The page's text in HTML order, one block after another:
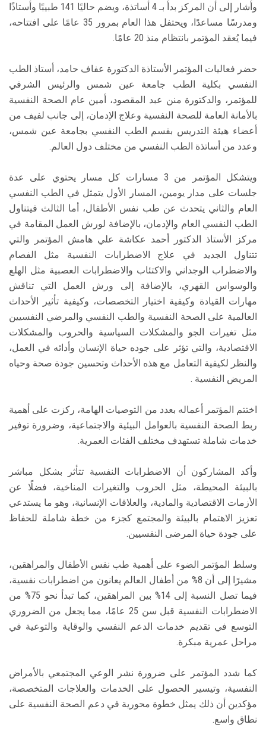
وأشار إلى أن المركز بدأ بـ 4 أساتذة، ويضم حاليًا 141 طبيبًا وأستاذًا
ومدرسًا مساعدًا، ويحتفل هذا العام بمرور 35 عامًا على افتتاحه،
فيما يُعقد المؤتمر بانتظام منذ 20 عامًا.
حضر فعاليات المؤتمر الأستاذة الدكتورة عفاف حامد، أستاذ الطب
النفسي بكلية الطب جامعة عين شمس والرئيس الشرفي
للمؤتمر، والدكتورة منن عبد المقصود، أمين عام الصحة النفسية
بالأمانة العامة للصحة النفسية وعلاج الإدمان، إلى جانب لفيف من
أعضاء هيئة التدريس بقسم الطب النفسي بجامعة عين شمس،
وعدد من أساتذة الطب النفسي من مختلف دول العالم.
ويتشكل المؤتمر من 3 مسارات كل مسار يحتوي على عدة
جلسات على مدار يومين، المسار الأول يتمثل في الطب النفسي
العام والثاني يتحدث عن طب نفس الأطفال، أما الثالث فيتناول
الطب النفسي العام والإدمان، بالإضافة لورش العمل المقامة في
مركز الأستاذ الدكتور أحمد عكاشة علي هامش المؤتمر والتي
تتناول الجديد في علاج الاضطرابات النفسية مثل الفصام
والاضطراب الوجداني والاكتئاب والاضطرابات العصبية مثل الهلع
والوسواس القهري، بالإضافة إلى ورش العمل التي تناقش
مهارات القيادة وكيفية اختيار التخصصات، وكيفية تأثير الأحداث
العالمية على الصحة النفسية والطب النفسي والمرضي النفسيين
مثل تغيرات الجو والمشكلات السياسية والحروب والمشكلات
الاقتصادية، والتي تؤثر على جوده حياة الإنسان وأدائه في العمل،
والنظر لكيفية التعامل مع هذه الأحداث وتحسين جودة صحة وحياه
المريض النفسية .
اختتم المؤتمر أعماله بعدد من التوصيات الهامة، ركزت على أهمية
ربط الصحة النفسية بالعوامل البيئية والاجتماعية، وضرورة توفير
خدمات شاملة تستهدف مختلف الفئات العمرية.
وأكد المشاركون أن الاضطرابات النفسية تتأثر بشكل مباشر
بالبيئة المحيطة، مثل الحروب والتغيرات المناخية، فضلًا عن
الأزمات الاقتصادية والمادية، والعلاقات الإنسانية، وهو ما يستدعي
تعزيز الاهتمام بالبيئة والمجتمع كجزء من خطة شاملة للحفاظ
على جودة حياة المرضى النفسيين.
وسلط المؤتمر الضوء على أهمية طب نفس الأطفال والمراهقين،
مشيرًا إلى أن 8% من أطفال العالم يعانون من اضطرابات نفسية،
فيما تصل النسبة إلى 14% بين المراهقين، كما تبدأ نحو 75% من
الاضطرابات النفسية قبل سن 25 عامًا، مما يجعل من الضروري
التوسع في تقديم خدمات الدعم النفسي والوقاية والتوعية في
مراحل عمرية مبكرة.
كما شدد المؤتمر على ضرورة نشر الوعي المجتمعي بالأمراض
النفسية، وتيسير الحصول على الخدمات والعلاجات المتخصصة،
مؤكدين أن ذلك يمثل خطوة محورية في دعم الصحة النفسية على
نطاق واسع.